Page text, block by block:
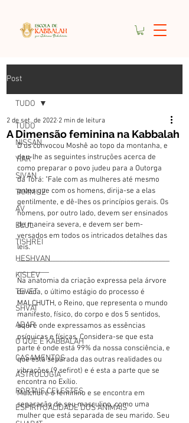
Post
TUDO
NISSAN
YIAR
SIVAN
TAMMUZ
AV
ELUL
TISHREI
HESHVAN
KISLEV
TEVET
SHVAT
ADAR
O QUE É KABBALAH
CASAMENTOS
ASTROLOGIA
PORTAIS CELESTES
ESPIRITUALIDADE DOS ANIMAIS
TUDO
A Dimensão feminina na Kabbalah
2 de set. de 2022 2 min de leitura
D'us convocou Moshê ao topo da montanha, e
deu-lhe as seguintes instruções acerca de
como preparar o povo judeu para a Outorga
da Torá: "Fale com as mulheres até mesmo
antes que com os homens, dirija-se a elas
gentilmente, e dê-lhes os princípios gerais. Os
homens, por outro lado, devem ser ensinados
de maneira severa, e devem ser bem-
versados em todos os intricados detalhes das
leis."
___________________________________________
_________
Na anatomia da criação expressa pela árvore
da vida, o último estágio do processo é
MALCHUTH, o Reino, que representa o mundo
manifesto, físico, do corpo e dos 5 sentidos,
aqui é onde expressamos as essências
psíquicas e físicas. Considera-se que esta
parte é onde está 99% da nossa consciência, e
que está separada das outras realidades ou
vibrações (9 sefirot) e é esta a parte que se
encontra no Exílio.
Malchut é o feminino e se encontra em
separação de seu masculino, como uma
mulher que está separada de seu marido. Seu